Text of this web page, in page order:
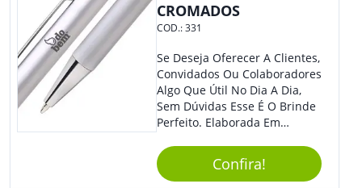
CROMADOS
COD.:331
Se Deseja Oferecer A Clientes,
Convidados Ou Colaboradores
Algo Que Útil No Dia A Dia,
Sem Dúvidas Esse É O Brinde
Perfeito. Elaborada Em
Com Detalhes Em Metal, Essa
Incrível Caneta Esferográfica É
Confira!